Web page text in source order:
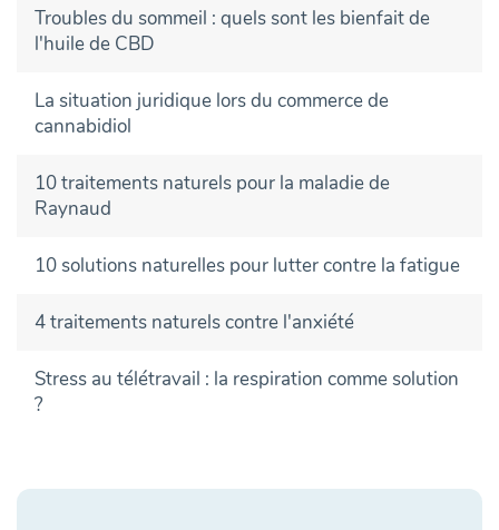
Troubles du sommeil : quels sont les bienfait de
l'huile de CBD
La situation juridique lors du commerce de
cannabidiol
10 traitements naturels pour la maladie de
Raynaud
10 solutions naturelles pour lutter contre la fatigue
4 traitements naturels contre l'anxiété
Stress au télétravail : la respiration comme solution
?